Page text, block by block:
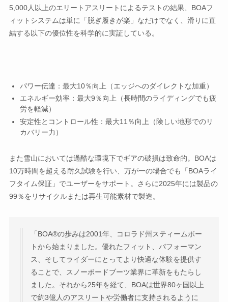
5,000人以上のエリートアスリートによるテストの結果、BOAフ
ィットシステムは単に「脱ぎ履きが楽」なだけでなく、滑りに直
結する以下の優位性を科学的に実証している。
パワー伝達：最大10％向上（エッジへのダイレクトな加重）
エネルギー効率：最大9％向上（長時間のライディングでも疲
労を軽減）
安定性とコントロール性：最大11％向上（険しい地形でのリ
カバリー力）
また雪山においては過酷な環境下でギアの破損は致命的。BOAは
10万時間を超える耐久試験を行い、万が一の場合でも「BOAライ
フタイム保証」でユーザーをサポート。さらに2025年には製品の
99％をリサイクルまたは再生可能素材で製造。
「BOA®の歩みは2001年、コロラド州スティームボー
トから始まりました。優れたフィット、パフォーマン
ス、そしてライダーにとってより快適な体験を提供す
ることで、スノーボードブーツ業界に革新をもたらし
ました。それから25年を経て、BOAは世界80ヶ国以上
で約3億人のアスリートや労働者に支持されるように